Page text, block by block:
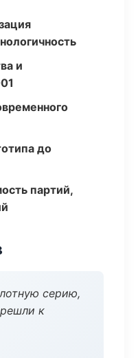
и
до
партий,
серию,
к